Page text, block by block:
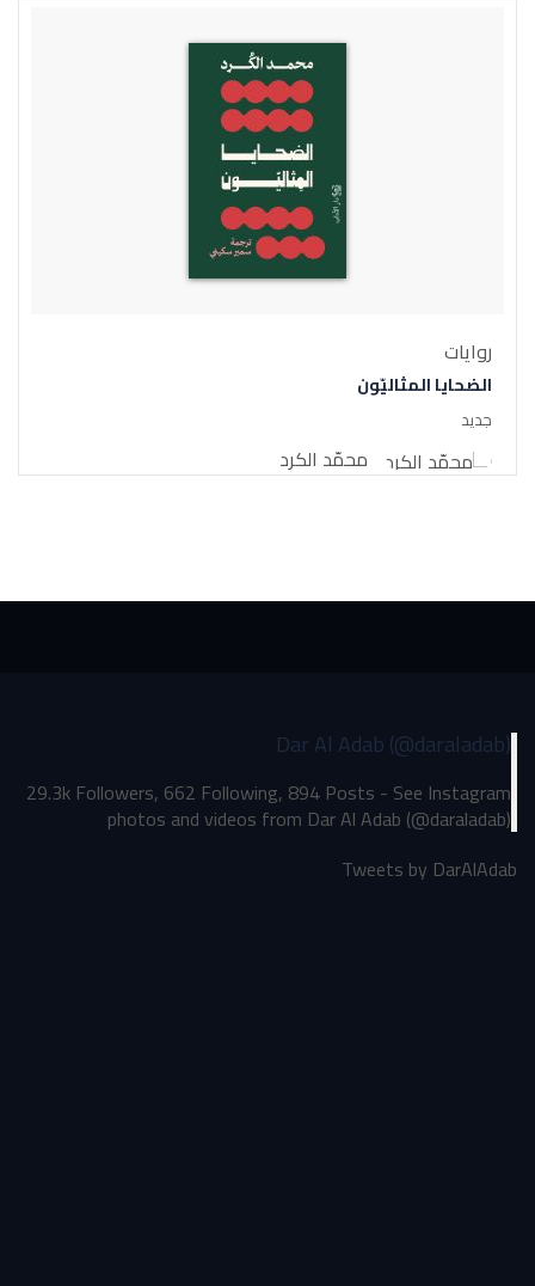
روايات
الضحايا المثاليّون
جديد
محمّد الكرد
Dar Al Adab (@daraladab)
29.3k Followers, 662 Following, 894 Posts - See Instagram
photos and videos from Dar Al Adab (@daraladab)
Tweets by DarAlAdab